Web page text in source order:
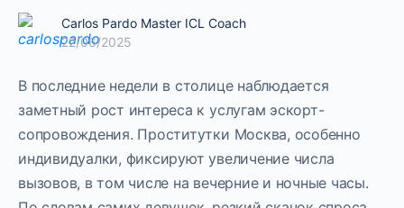
Carlos Pardo Master ICL Coach
22/06/2025
В последние недели в столице наблюдается
заметный рост интереса к услугам эскорт-
сопровождения. Проститутки Москва, особенно
индивидуалки, фиксируют увеличение числа
вызовов, в том числе на вечерние и ночные часы.